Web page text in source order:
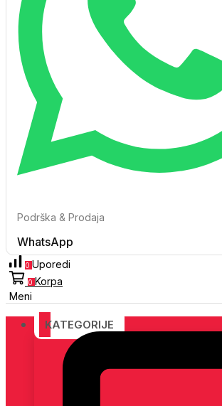
Podrška & Prodaja
WhatsApp
0 Uporedi
0 Korpa
Meni
KATEGORIJE